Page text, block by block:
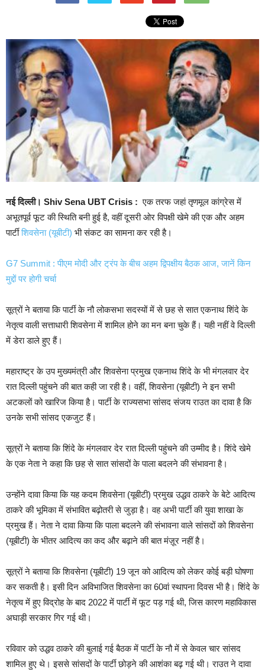
नई दिल्ली। Shiv Sena UBT Crisis : एक तरफ जहां तृणमूल कांग्रेस में
अभूतपूर्व फूट की स्थिति बनी हुई है, वहीं दूसरी ओर विपक्षी खेमे की एक और अहम
पार्टीशिवसेना (यूबीटी) भी संकट का सामना कर रही है।
G7 Summit : पीएम मोदी और ट्रंप के बीच अहम द्विपक्षीय बैठक आज, जानें किन
मुद्दों पर होगी चर्चा
सूत्रों ने बताया कि पार्टी के नौ लोकसभा सदस्यों में से छह से सात एकनाथ शिंदे के
नेतृत्व वाली सत्ताधारी शिवसेना में शामिल होने का मन बना चुके हैं। यही नहीं वे दिल्ली
में डेरा डाले हुए हैं।
महाराष्ट्र के उप मुख्यमंत्री और शिवसेना प्रमुख एकनाथ शिंदे के भी मंगलवार देर
रात दिल्ली पहुंचने की बात कही जा रही है। वहीं, शिवसेना (यूबीटी) ने इन सभी
अटकलों को खारिज किया है। पार्टी के राज्यसभा सांसद संजय राउत का दावा है कि
उनके सभी सांसद एकजुट हैं।
सूत्रों ने बताया कि शिंदे के मंगलवार देर रात दिल्ली पहुंचने की उम्मीद है। शिंदे खेमे
के एक नेता ने कहा कि छह से सात सांसदों के पाला बदलने की संभावना है।
उन्होंने दावा किया कि यह कदम शिवसेना (यूबीटी) प्रमुख उद्धव ठाकरे के बेटे आदित्य
ठाकरे की भूमिका में संभावित बढ़ोतरी से जुड़ा है। वह अभी पार्टी की युवा शाखा के
प्रमुख हैं। नेता ने दावा किया कि पाला बदलने की संभावना वाले सांसदों को शिवसेना
(यूबीटी) के भीतर आदित्य का कद और बढ़ाने की बात मंज़ूर नहीं है।
सूत्रों ने बताया कि शिवसेना (यूबीटी) 19 जून को आदित्य को लेकर कोई बड़ी घोषणा
कर सकती है। इसी दिन अविभाजित शिवसेना का 60वां स्थापना दिवस भी है। शिंदे के
नेतृत्व में हुए विद्रोह के बाद 2022 में पार्टी में फूट पड़ गई थी, जिस कारण महाविकास
अघाड़ी सरकार गिर गई थी।
रविवार को उद्धव ठाकरे की बुलाई गई बैठक में पार्टी के नौ में से केवल चार सांसद
शामिल हुए थे। इससे सांसदों के पार्टी छोड़ने की आशंका बढ़ गई थी। राउत ने दावा